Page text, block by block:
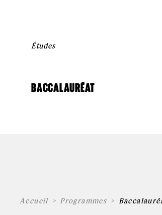
Études
BACCALAURÉAT
Accueil Programmes